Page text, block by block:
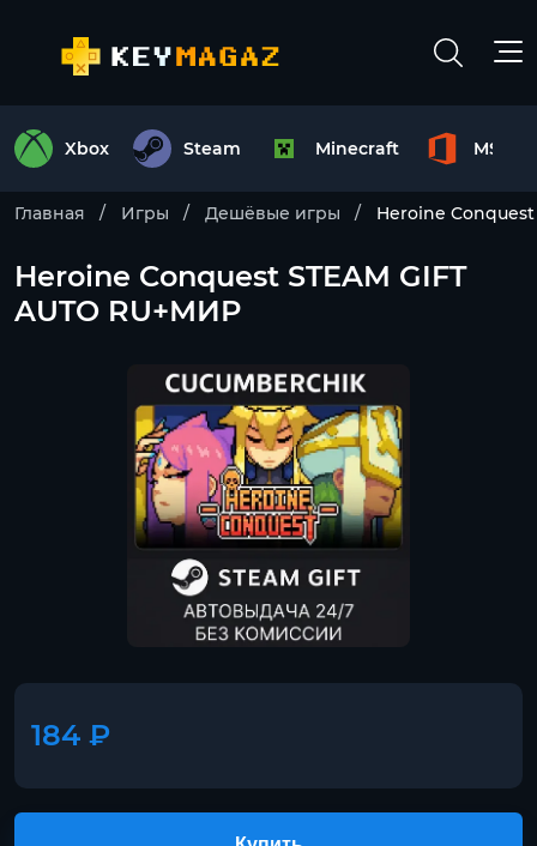
Xbox Steam Minecraft MS
Главная Игры Дешёвые игры Heroine Conquest
Heroine Conquest STEAM GIFT
AUTO RU+МИР
184 ₽